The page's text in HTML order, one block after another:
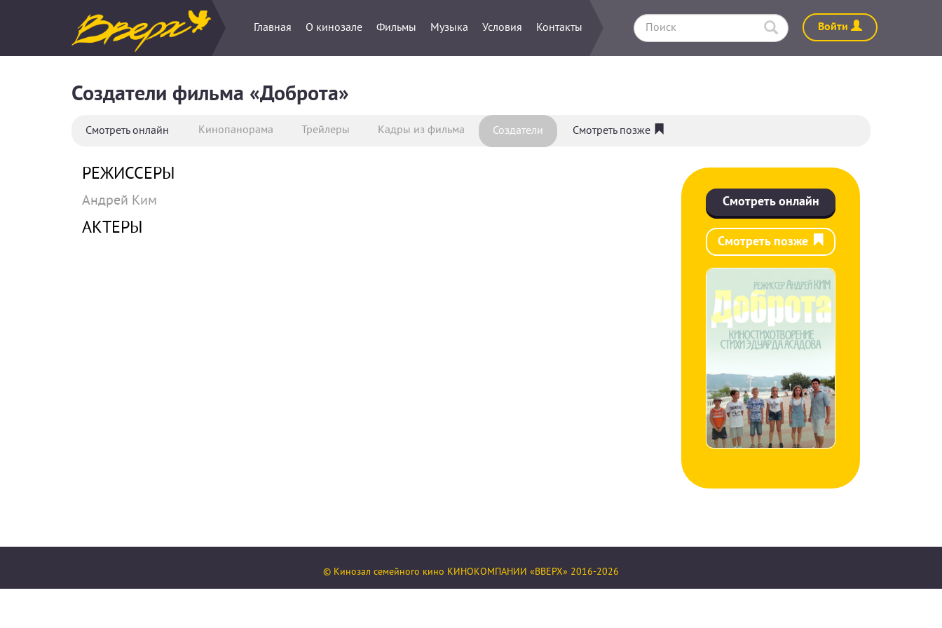
Главная О кинозале Фильмы Музыка Условия Контакты Войти
Создатели фильма «Доброта»
Смотреть онлайн Кинопанорама Трейлеры Кадры из фильма Создатели Смотреть позже
РЕЖИССЕРЫ
Андрей Ким
АКТЕРЫ
Смотреть онлайн
Смотреть позже
© Кинозал семейного кино КИНОКОМПАНИИ «ВВЕРХ» 2016-2026